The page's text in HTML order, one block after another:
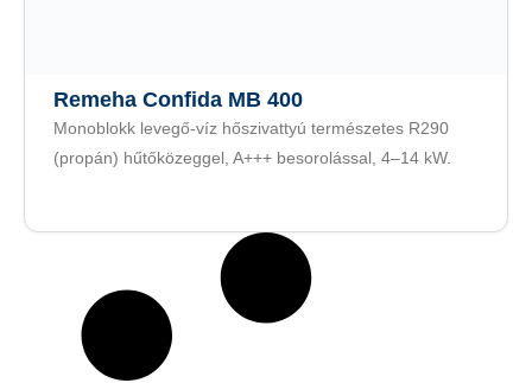
Remeha Confida MB 400
Monoblokk levegő-víz hőszivattyú természetes R290
(propán) hűtőközeggel, A+++ besorolással, 4–14 kW.